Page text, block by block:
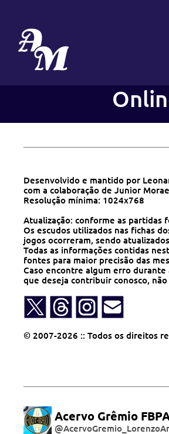
Desenvolvido e mantido por
com a colaboração de Junior
Resolução mínima: 1024x768
Atualização: conforme as partidas
Os escudos utilizados nas fichas
jogos ocorreram, sendo
Todas as informações contidas
fontes para maior precisão das
Caso encontre algum erro
que deseja contribuir conosco,
© 2007-2026 :: Todos os direitos
Acervo Grêmio